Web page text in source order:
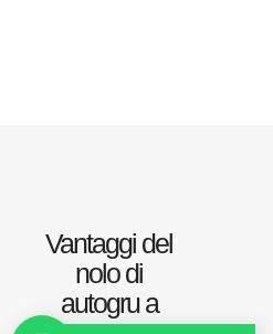
Vantaggi del
nolo di
autogru a